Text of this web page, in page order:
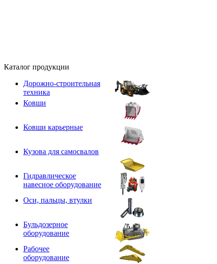
Каталог продукции
Дорожно-строительная
техника
Ковши
Ковши карьерные
Кузова для самосвалов
Гидравлическое
навесное оборудование
Оси, пальцы, втулки
Бульдозерное
оборудование
Рабочее
оборудование